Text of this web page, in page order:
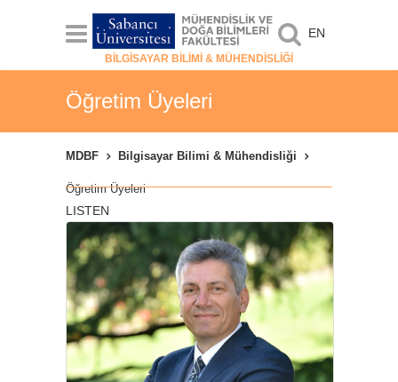
EN
BİLGİSAYAR BİLİMİ & MÜHENDİSLİĞİ
Öğretim Üyeleri
MDBF Bilgisayar Bilimi & Mühendisliği
Öğretim Üyeleri
LISTEN